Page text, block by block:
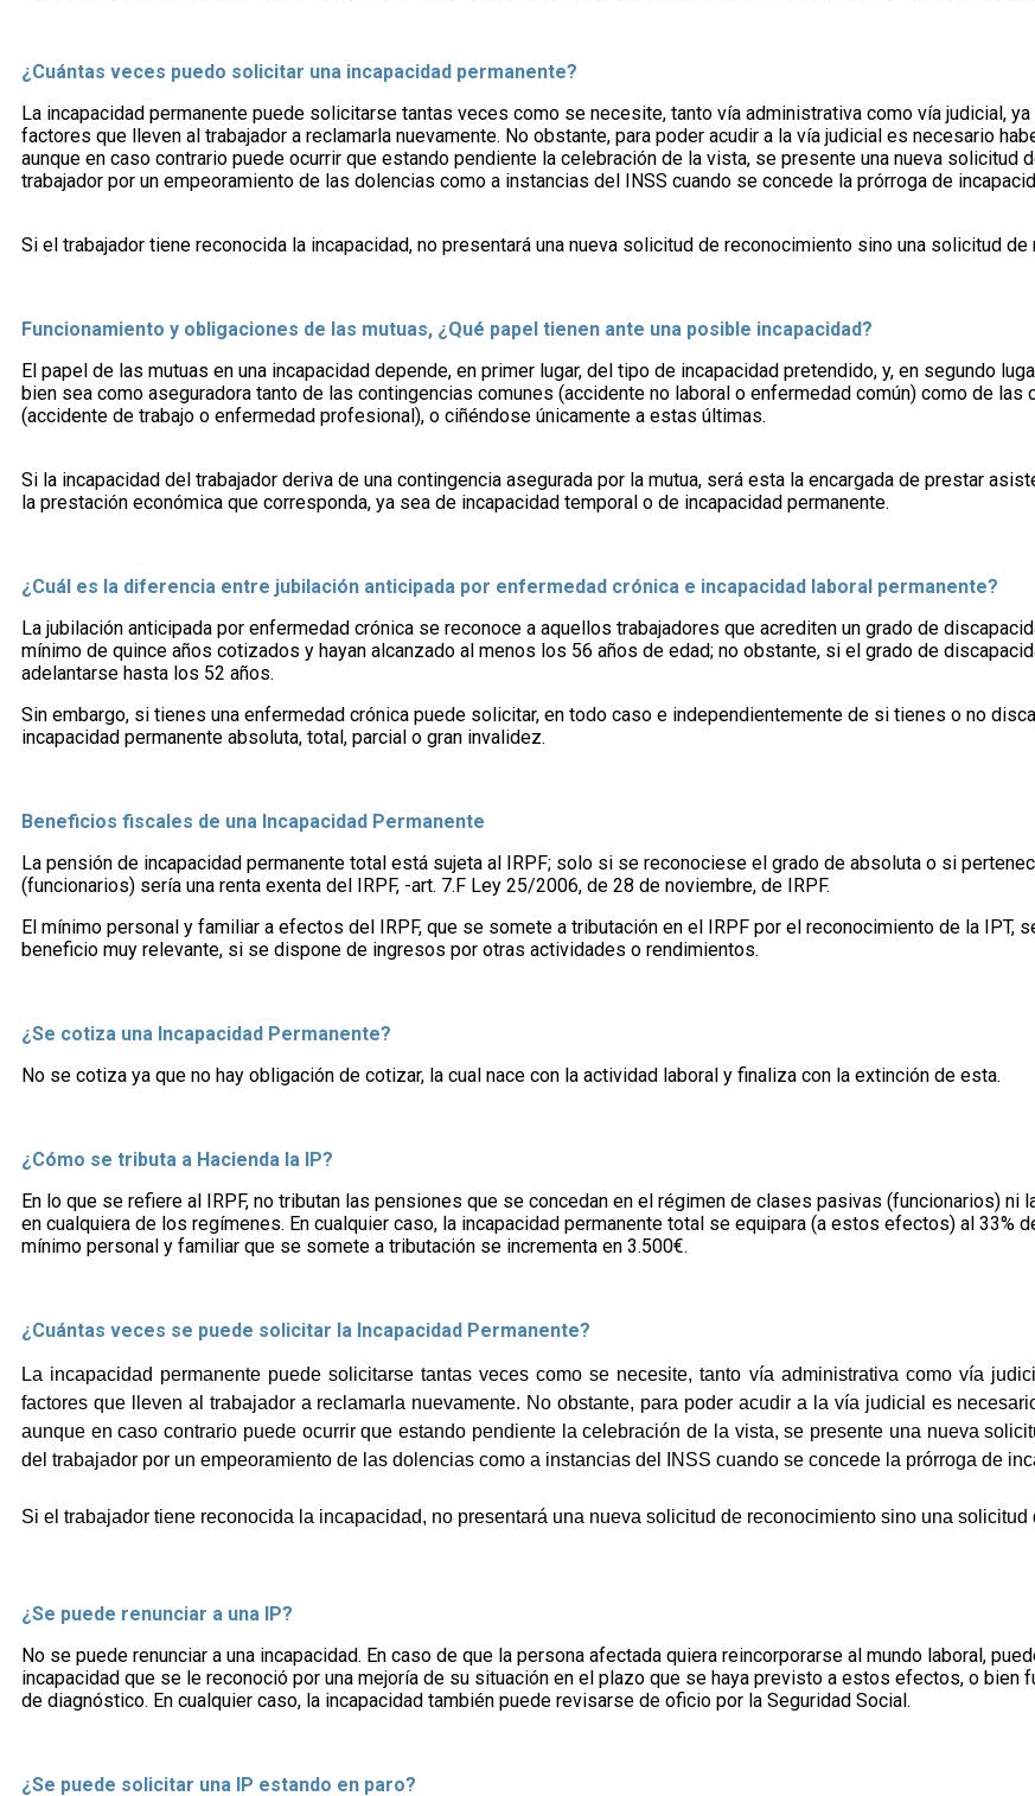
¿Cuántas veces puedo solicitar una incapacidad permanente?
La incapacidad permanente puede solicitarse tantas veces como se necesite, tanto vía administrativa como vía judicial,
factores que lleven al trabajador a reclamarla nuevamente. No obstante, para poder acudir a la vía judicial es necesario
aunque en caso contrario puede ocurrir que estando pendiente la celebración de la vista, se presente una nueva solicitud
trabajador por un empeoramiento de las dolencias como a instancias del INSS cuando se concede la prórroga de
Si el trabajador tiene reconocida la incapacidad, no presentará una nueva solicitud de reconocimiento sino una solicitud de
Funcionamiento y obligaciones de las mutuas, ¿Qué papel tienen ante una posible incapacidad?
El papel de las mutuas en una incapacidad depende, en primer lugar, del tipo de incapacidad pretendido, y, en segundo
bien sea como aseguradora tanto de las contingencias comunes (accidente no laboral o enfermedad común) como de
(accidente de trabajo o enfermedad profesional), o ciñéndose únicamente a estas últimas.
Si la incapacidad del trabajador deriva de una contingencia asegurada por la mutua, será esta la encargada de prestar
la prestación económica que corresponda, ya sea de incapacidad temporal o de incapacidad permanente.
¿Cuál es la diferencia entre jubilación anticipada por enfermedad crónica e incapacidad laboral permanente?
La jubilación anticipada por enfermedad crónica se reconoce a aquellos trabajadores que acrediten un grado de
mínimo de quince años cotizados y hayan alcanzado al menos los 56 años de edad; no obstante, si el grado de
adelantarse hasta los 52 años.
Sin embargo, si tienes una enfermedad crónica puede solicitar, en todo caso e independientemente de si tienes o no
incapacidad permanente absoluta, total, parcial o gran invalidez.
Beneficios fiscales de una Incapacidad Permanente
La pensión de incapacidad permanente total está sujeta al IRPF; solo si se reconociese el grado de absoluta o si
(funcionarios) sería una renta exenta del IRPF, -art. 7.F Ley 25/2006, de 28 de noviembre, de IRPF.
El mínimo personal y familiar a efectos del IRPF, que se somete a tributación en el IRPF por el reconocimiento de la IPT,
beneficio muy relevante, si se dispone de ingresos por otras actividades o rendimientos.
¿Se cotiza una Incapacidad Permanente?
No se cotiza ya que no hay obligación de cotizar, la cual nace con la actividad laboral y finaliza con la extinción de esta.
¿Cómo se tributa a Hacienda la IP?
En lo que se refiere al IRPF, no tributan las pensiones que se concedan en el régimen de clases pasivas (funcionarios) ni
en cualquiera de los regímenes. En cualquier caso, la incapacidad permanente total se equipara (a estos efectos) al 33%
mínimo personal y familiar que se somete a tributación se incrementa en 3.500€.
¿Cuántas veces se puede solicitar la Incapacidad Permanente?
La incapacidad permanente puede solicitarse tantas veces como se necesite, tanto vía administrativa como vía
factores que lleven al trabajador a reclamarla nuevamente. No obstante, para poder acudir a la vía judicial es
aunque en caso contrario puede ocurrir que estando pendiente la celebración de la vista, se presente una nueva
del trabajador por un empeoramiento de las dolencias como a instancias del INSS cuando se concede la prórroga de
Si el trabajador tiene reconocida la incapacidad, no presentará una nueva solicitud de reconocimiento sino una solicitud
¿Se puede renunciar a una IP?
No se puede renunciar a una incapacidad. En caso de que la persona afectada quiera reincorporarse al mundo laboral,
incapacidad que se le reconoció por una mejoría de su situación en el plazo que se haya previsto a estos efectos, o bien
de diagnóstico. En cualquier caso, la incapacidad también puede revisarse de oficio por la Seguridad Social.
¿Se puede solicitar una IP estando en paro?